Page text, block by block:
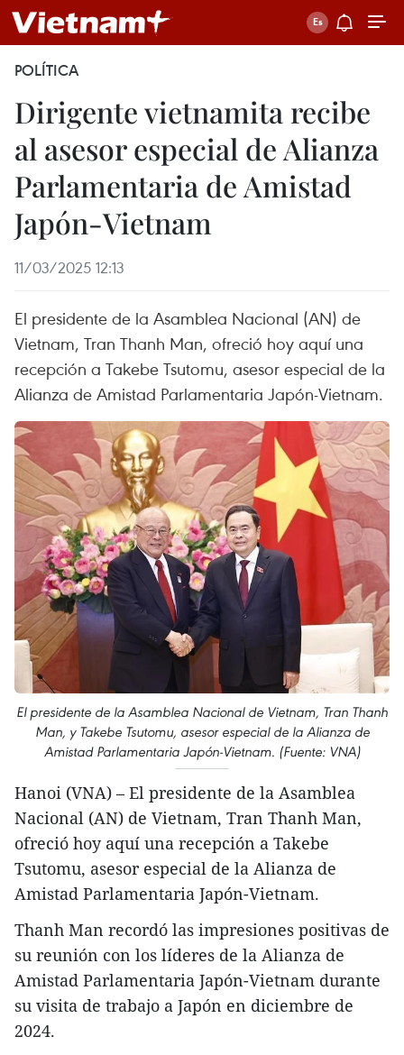
POLÍTICA
Dirigente vietnamita recibe
al asesor especial de Alianza
Parlamentaria de Amistad
Japón-Vietnam
11/03/2025 12:13
El presidente de la Asamblea Nacional (AN) de
Vietnam, Tran Thanh Man, ofreció hoy aquí una
recepción a Takebe Tsutomu, asesor especial de la
Alianza de Amistad Parlamentaria Japón-Vietnam.
El presidente de la Asamblea Nacional de Vietnam, Tran Thanh
Man, y Takebe Tsutomu, asesor especial de la Alianza de
Amistad Parlamentaria Japón-Vietnam. (Fuente: VNA)
Hanoi (VNA) – El presidente de la Asamblea
Nacional (AN) de Vietnam, Tran Thanh Man,
ofreció hoy aquí una recepción a Takebe
Tsutomu, asesor especial de la Alianza de
Amistad Parlamentaria Japón-Vietnam.
Thanh Man recordó las impresiones positivas de
su reunión con los líderes de la Alianza de
Amistad Parlamentaria Japón-Vietnam durante
su visita de trabajo a Japón en diciembre de
2024.